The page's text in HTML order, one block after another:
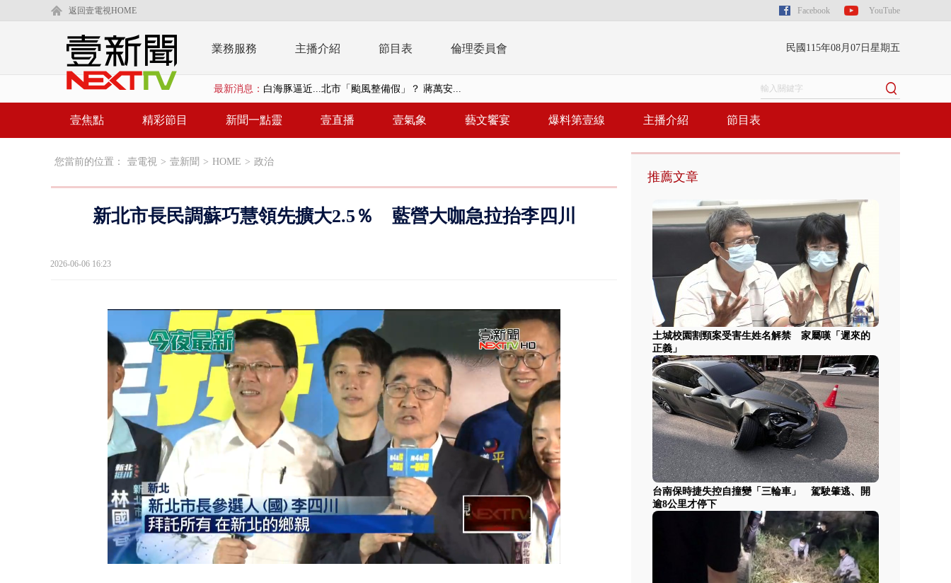
返回壹電視HOME Facebook YouTube
業務服務 主播介紹 節目表 倫理委員會 民國115年08月07日星期五
最新消息：
壹氣象／白海豚進逼！ 外圍雲系影響 北部...
賴清德「0看稿」嗆爆盧秀燕 2028總統戰提...
EZ WAY個資爭議 連戰媳婦轟財政部不負責任
救生員大武崙戲水失蹤！ 搜救艇翻覆4警消落...
貨車鬼切釀禍 砂石車為閃避悚撞4車釀3傷
壹焦點 精彩節目 新聞一點靈 壹直播 壹氣象 藝文饗宴 爆料第壹線 主播介紹 節目表
您當前的位置： 壹電視 > 壹新聞 > HOME > 政治
新北市長民調蘇巧慧領先擴大2.5％ 藍營大咖急拉抬李四川
2026-06-06 16:23
Unmute Loaded
42.00%
推薦文章
土城校園割頸案受害生姓名解禁 家屬嘆「遲來的
正義」
台南保時捷失控自撞變「三輪車」 駕駛肇逃、開
逾8公里才停下